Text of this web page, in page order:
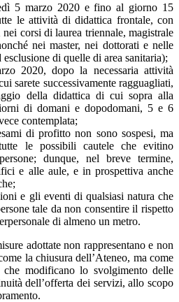
5 marzo 2020 e fino al giorno 15
le attività di didattica frontale, con
corsi di laurea triennale, magistrale
nei master, nei dottorati e nelle
di quelle di area sanitaria);
2020, dopo la necessaria attività
sarete successivamente ragguagliati,
della didattica di cui sopra alla
di domani e dopodomani, 5 e 6
contemplata;
di profitto non sono sospesi, ma
le possibili cautele che evitino
dunque, nel breve termine,
e alle aule, e in prospettiva anche
e gli eventi di qualsiasi natura che
tale da non consentire il rispetto
di almeno un metro.
adottate non rappresentano e non
la chiusura dell’Ateneo, ma come
che modificano lo svolgimento delle
dell’offerta dei servizi, allo scopo